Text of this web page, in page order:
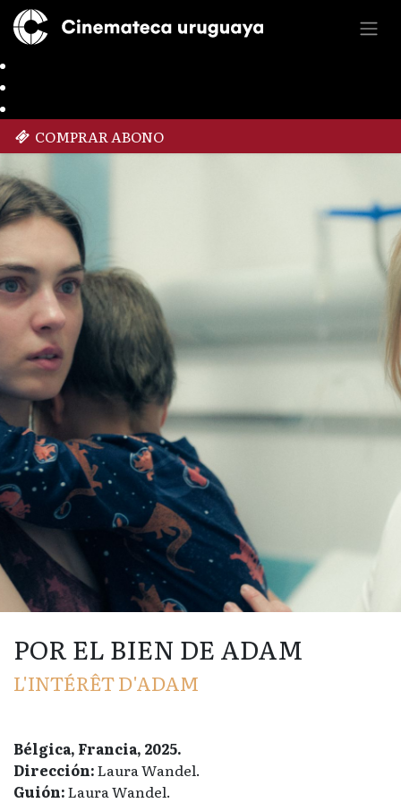
COMPRAR ABONO
POR EL BIEN DE ADAM
L'INTÉRÊT D'ADAM
Bélgica, Francia, 2025.
Dirección:Laura Wandel.
Guión:Laura Wandel.